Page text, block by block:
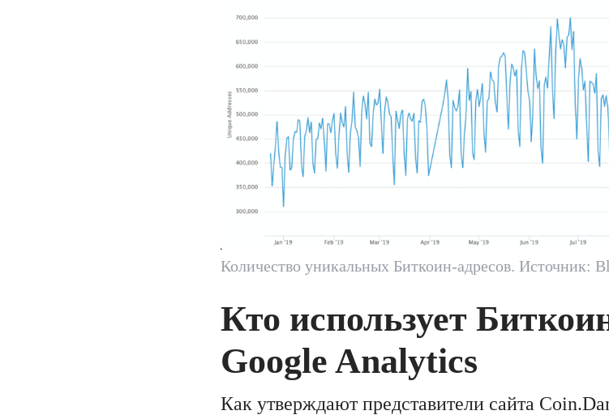
Количество уникальных Биткоин-адресов. Источник:
Кто использует
Google Analytics
Как утверждают представители сайта